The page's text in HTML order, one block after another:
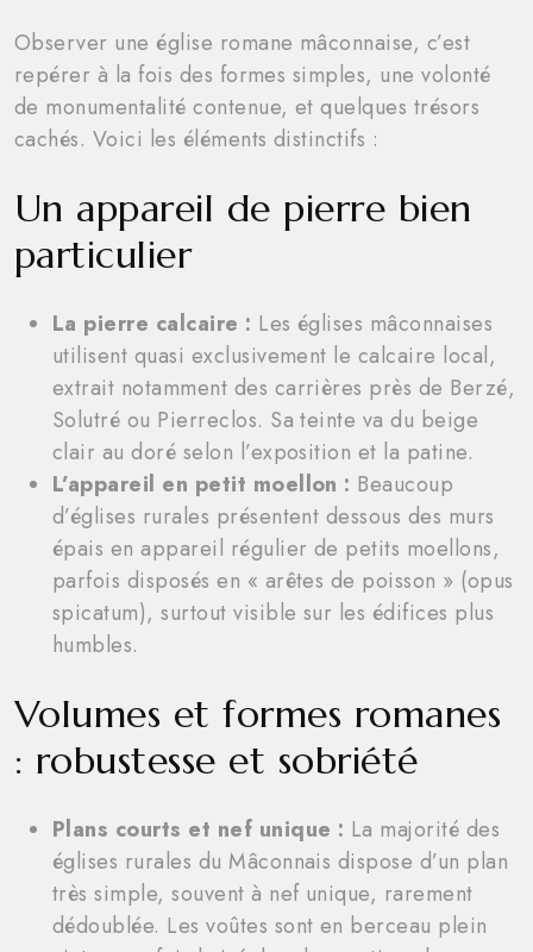
Observer une église romane mâconnaise, c’est
repérer à la fois des formes simples, une volonté
de monumentalité contenue, et quelques trésors
cachés. Voici les éléments distinctifs :
Un appareil de pierre bien
particulier
La pierre calcaire : Les églises mâconnaises
utilisent quasi exclusivement le calcaire local,
extrait notamment des carrières près de Berzé,
Solutré ou Pierreclos. Sa teinte va du beige
clair au doré selon l’exposition et la patine.
L’appareil en petit moellon : Beaucoup
d’églises rurales présentent dessous des murs
épais en appareil régulier de petits moellons,
parfois disposés en « arêtes de poisson » (opus
spicatum), surtout visible sur les édifices plus
humbles.
Volumes et formes romanes
: robustesse et sobriété
Plans courts et nef unique : La majorité des
églises rurales du Mâconnais dispose d’un plan
très simple, souvent à nef unique, rarement
dédoublée. Les voûtes sont en berceau plein